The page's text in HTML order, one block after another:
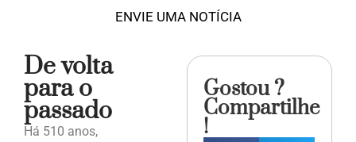
ENVIE UMA NOTÍCIA
De volta
para o
passado
Há 510 anos,
Gostou ?
Compartilhe
!